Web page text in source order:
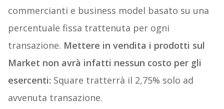
commercianti e business model basato su una
percentuale fissa trattenuta per ogni
transazione. Mettere in vendita i prodotti sul
Market non avrà infatti nessun costo per gli
esercenti: Square tratterrà il 2,75% solo ad
avvenuta transazione.